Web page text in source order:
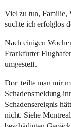
Viel zu tun, Familie,
suchte ich erfolglos
Nach einigen
Frankfurter
umgestellt.
Dort teilte man mir
Schadensmeldung
Schadensereignis
nicht. Siehe